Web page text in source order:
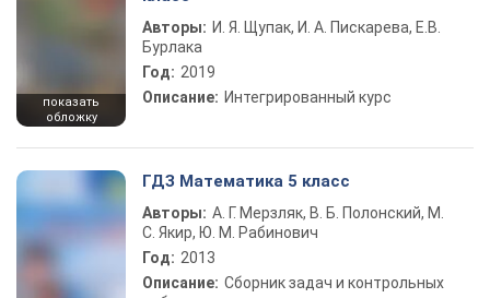
показать
обложку
Авторы: И. Я. Щупак, И. А. Пискарева, Е.В.
Бурлака
Год: 2019
Описание: Интегрированный курс
ГДЗ Математика 5 класс
Авторы: А. Г. Мерзляк, В. Б. Полонский, М.
С. Якир, Ю. М. Рабинович
Год: 2013
Описание: Сборник задач и контрольных